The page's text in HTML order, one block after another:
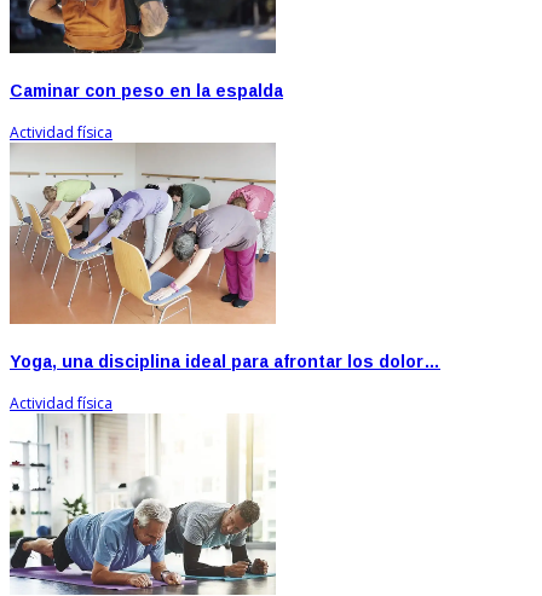
Caminar con peso en la espalda
Actividad física
Yoga, una disciplina ideal para afrontar los dolor…
Actividad física